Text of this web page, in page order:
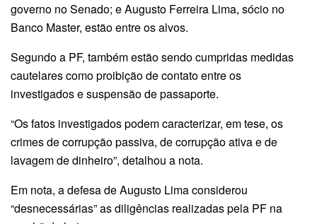
governo no Senado; e Augusto Ferreira Lima, sócio no
Banco Master, estão entre os alvos.
Segundo a PF, também estão sendo cumpridas medidas
cautelares como proibição de contato entre os
investigados e suspensão de passaporte.
“Os fatos investigados podem caracterizar, em tese, os
crimes de corrupção passiva, de corrupção ativa e de
lavagem de dinheiro”, detalhou a nota.
Em nota, a defesa de Augusto Lima considerou
“desnecessárias” as diligências realizadas pela PF na